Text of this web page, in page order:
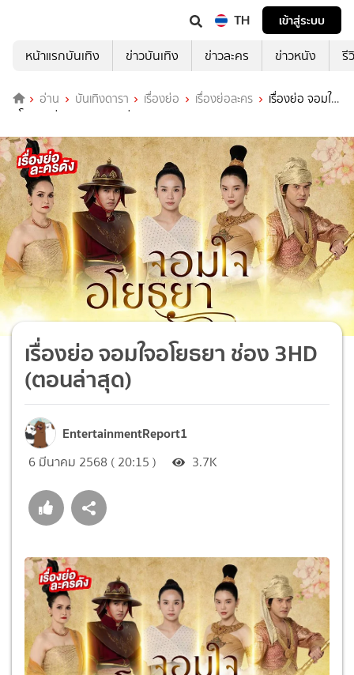
TH
เข้าสู่ระบบ
หน้าแรกบันเทิง
ข่าวบันเทิง ข่าวละคร ข่าวหนัง รี
อ่าน บันเทิงดารา เรื่องย่อ เรื่องย่อละคร
เรื่องย่อ จอมใจ
อโยธยา ช่อง 3HD (ตอนล่าสุด)
เรื่องย่อ จอมใจอโยธยา ช่อง 3HD
(ตอนล่าสุด)
EntertainmentReport1
6 มีนาคม 2568 ( 20:15 ) 3.7K